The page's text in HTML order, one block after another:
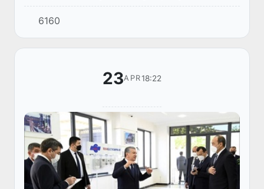
korxonalarni borib koʻrdi.
6160
23APR18:22